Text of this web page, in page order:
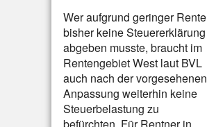
Wer aufgrund geringer Rente
bisher keine Steuererklärung
abgeben musste, braucht im
Rentengebiet West laut BVL
auch nach der vorgesehenen
Anpassung weiterhin keine
Steuerbelastung zu